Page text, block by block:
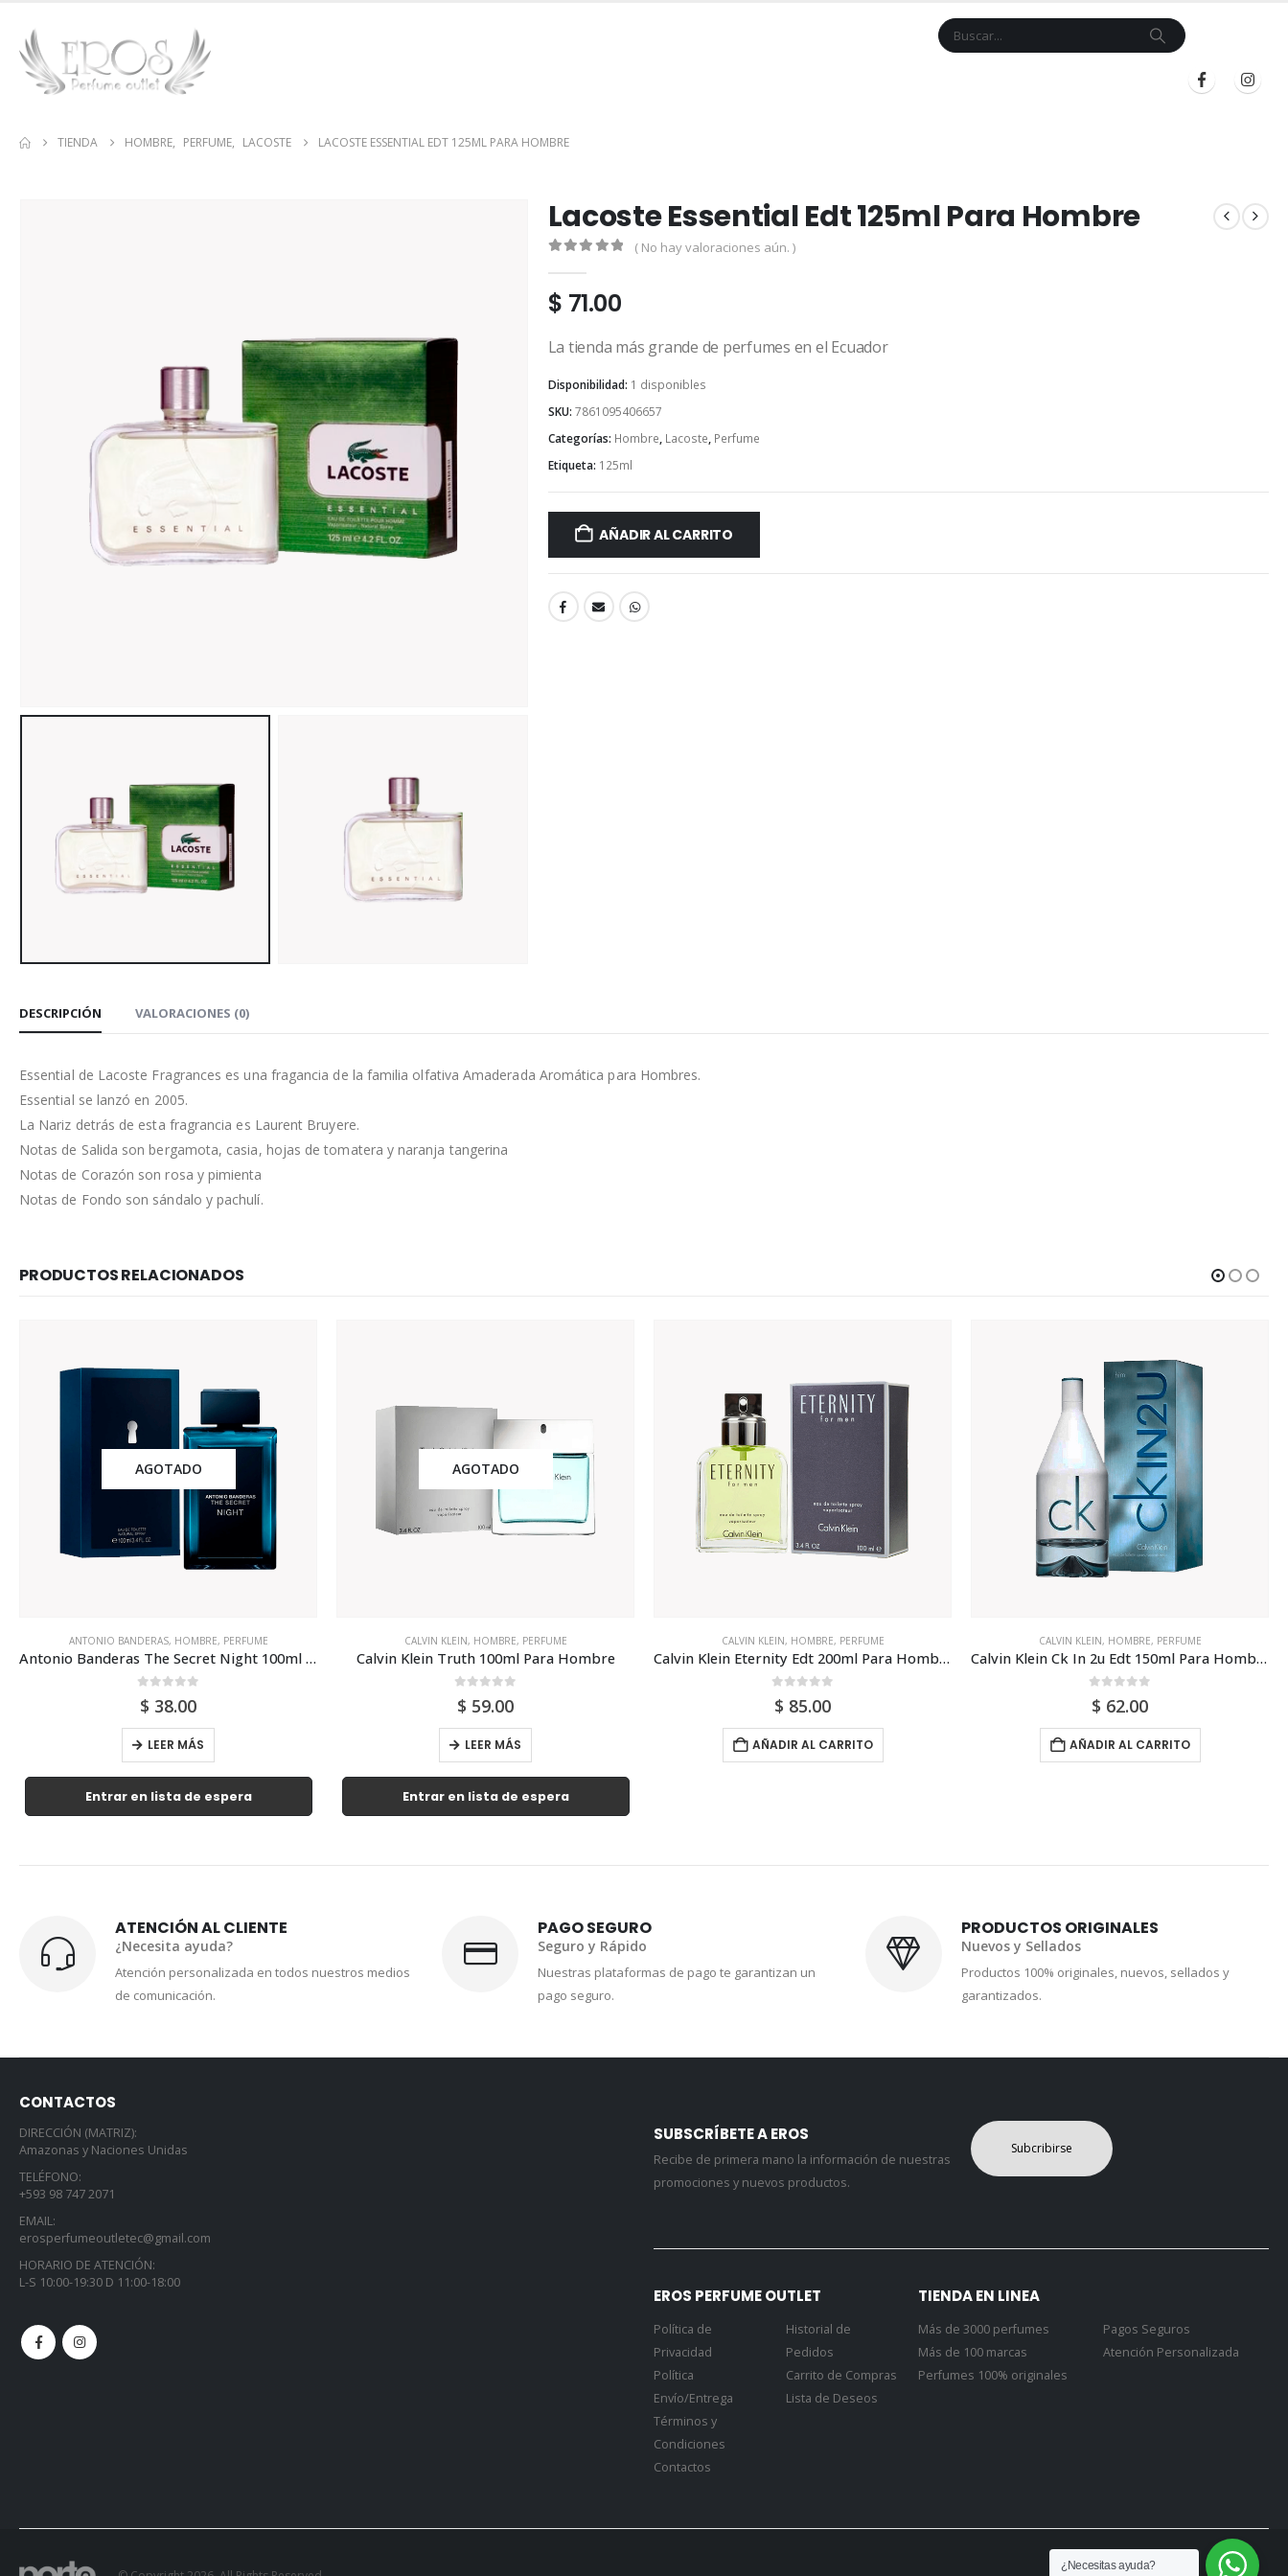
TIENDA HOMBRE, PERFUME, LACOSTE LACOSTE ESSENTIAL EDT 125ML PARA HOMBRE
Lacoste Essential Edt 125ml Para Hombre
( No hay valoraciones aún. )
$ 71.00
La tienda más grande de perfumes en el Ecuador
Disponibilidad: 1 disponibles
SKU: 7861095406657
Categorías: Hombre, Lacoste, Perfume
Etiqueta: 125ml
AÑADIR AL CARRITO
DESCRIPCIÓN VALORACIONES (0)
Essential de Lacoste Fragrances es una fragancia de la familia olfativa Amaderada Aromática para Hombres.
Essential se lanzó en 2005.
La Nariz detrás de esta fragrancia es Laurent Bruyere.
Notas de Salida son bergamota, casia, hojas de tomatera y naranja tangerina
Notas de Corazón son rosa y pimienta
Notas de Fondo son sándalo y pachulí.
PRODUCTOS RELACIONADOS
AGOTADO
ANTONIO BANDERAS, HOMBRE, PERFUME
Antonio Banderas The Secret Night 100ml Para Hombr
$ 38.00
LEER MÁS
Entrar en lista de espera
AGOTADO
CALVIN KLEIN, HOMBRE, PERFUME
Calvin Klein Truth 100ml Para Hombre
$ 59.00
LEER MÁS
Entrar en lista de espera
CALVIN KLEIN, HOMBRE, PERFUME
Calvin Klein Eternity Edt 200ml Para Hombre
$ 85.00
AÑADIR AL CARRITO
CALVIN KLEIN, HOMBRE, PERFUME
Calvin Klein Ck In 2u Edt 150ml Para Hombre
$ 62.00
AÑADIR AL CARRITO
ATENCIÓN AL CLIENTE
¿Necesita ayuda?
Atención personalizada en todos nuestros medios
de comunicación.
PAGO SEGURO
Seguro y Rápido
Nuestras plataformas de pago te garantizan un
pago seguro.
PRODUCTOS ORIGINALES
Nuevos y Sellados
Productos 100% originales, nuevos, sellados y
garantizados.
CONTACTOS
DIRECCIÓN (MATRIZ):
Amazonas y Naciones Unidas
TELÉFONO:
+593 98 747 2071
EMAIL:
erosperfumeoutletec@gmail.com
HORARIO DE ATENCIÓN:
L-S 10:00-19:30 D 11:00-18:00
SUBSCRÍBETE A EROS
Recibe de primera mano la información de nuestras
promociones y nuevos productos.
Subcribirse
EROS PERFUME OUTLET
Política de
Privacidad
Política
Envío/Entrega
Términos y
Condiciones
Contactos
Historial de
Pedidos
Carrito de Compras
Lista de Deseos
TIENDA EN LINEA
Más de 3000 perfumes
Más de 100 marcas
Perfumes 100% originales
Pagos Seguros
Atención Personalizada
¿Necesitas ayuda?